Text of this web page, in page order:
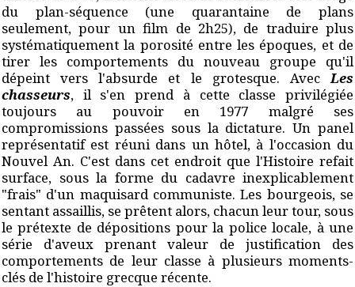
du plan-séquence (une quarantaine de plans
seulement, pour un film de 2h25), de traduire plus
systématiquement la porosité entre les époques, et de
tirer les comportements du nouveau groupe qu'il
dépeint vers l'absurde et le grotesque. AvecLes
chasseurs, il s'en prend à cette classe privilégiée
toujours au pouvoir en 1977 malgré ses
compromissions passées sous la dictature. Un panel
représentatif est réuni dans un hôtel, à l'occasion du
Nouvel An. C'est dans cet endroit que l'Histoire refait
surface, sous la forme du cadavre inexplicablement
"frais" d'un maquisard communiste. Les bourgeois, se
sentant assaillis, se prêtent alors, chacun leur tour, sous
le prétexte de dépositions pour la police locale, à une
série d'aveux prenant valeur de justification des
comportements de leur classe à plusieurs moments-
clés de l'histoire grecque récente.